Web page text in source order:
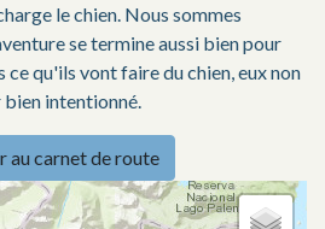
le chien. Nous sommes
se termine aussi bien pour
ce qu'ils vont faire du chien, eux non
intentionné.
au carnet de route